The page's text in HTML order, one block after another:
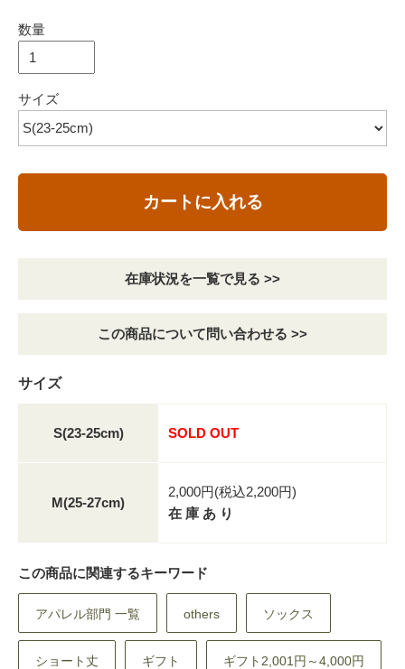
数量
サイズ
カートに入れる
在庫状況を一覧で見る >>
この商品について問い合わせる >>
サイズ
S(23-25cm) SOLD OUT
M(25-27cm)
2,000円(税込2,200円)
在 庫 あ り
この商品に関連するキーワード
アパレル部門 一覧 others ソックス
ショート丈 ギフト ギフト2,001円～4,000円